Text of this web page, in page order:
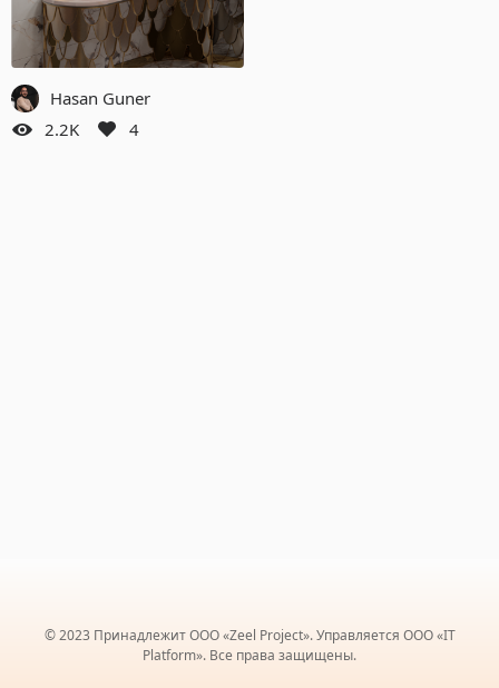
Hasan Guner
2.2K
4
© 2023 Принадлежит ООО «Zeel Project». Управляется ООО «IT
Platform». Все права защищены.